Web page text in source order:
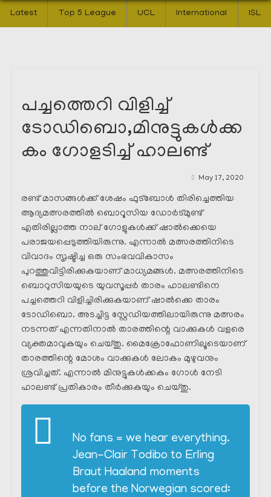
Latest Top 5 League UCL International ISL
പച്ചത്തെറി വിളിച്ച്
ടോഡിബൊ,മിനുട്ടുകൾക്ക
കം ഗോളടിച്ച് ഹാലണ്ട്
May 17, 2020
രണ്ട് മാസങ്ങൾക്ക് ശേഷം ഫുട്ബോൾ തിരിച്ചെത്തിയ
ആദ്യമത്സരത്തിൽ ബൊറൂസിയ ഡോർട്മുണ്ട്
എതിരില്ലാത്ത നാല് ഗോളുകൾക്ക് ഷാൽക്കെയെ
പരാജയപ്പെടുത്തിയിരുന്നു. എന്നാൽ മത്സരത്തിനിടെ
വിവാദം സൃഷ്ടിച്ച ഒരു സംഭവവികാസം
പുറത്തുവിട്ടിരിക്കുകയാണ് മാധ്യമങ്ങൾ. മത്സരത്തിനിടെ
ബൊറുസിയയുടെ യുവസൂപ്പർ താരം ഹാലണ്ടിനെ
പച്ചത്തെറി വിളിച്ചിരിക്കുകയാണ് ഷാൽക്കെ താരം
ടോഡിബൊ. അടച്ചിട്ട സ്റ്റേഡിയത്തിലായിരുന്നു മത്സരം
നടന്നത് എന്നതിനാൽ താരത്തിന്റെ വാക്കുകൾ വളരെ
വ്യക്തമാവുകയും ചെയ്തു. മൈക്രോഫോണിലൂടെയാണ്
താരത്തിന്റെ മോശം വാക്കുകൾ ലോകം മുഴുവനും
ശ്രവിച്ചത്. എന്നാൽ മിനുട്ടുകൾക്കകം ഗോൾ നേടി
ഹാലണ്ട് പ്രതികാരം തീർക്കുകയും ചെയ്തു.
No fans = we hear everything.
Jean-Clair Todibo to Erling
Braut Haaland moments
before the Norwegian scored: